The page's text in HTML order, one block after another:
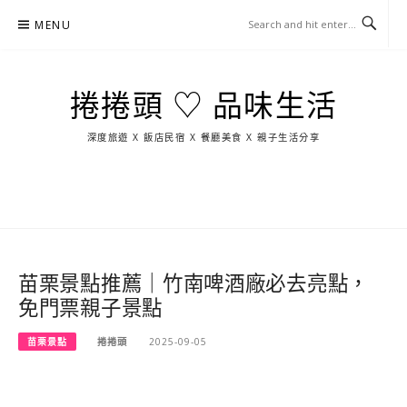
MENU
捲捲頭 ♡ 品味生活
深度旅遊 X 飯店民宿 X 餐廳美食 X 親子生活分享
苗栗景點推薦｜竹南啤酒廠必去亮點，
免門票親子景點
苗栗景點 捲捲頭 2025-09-05